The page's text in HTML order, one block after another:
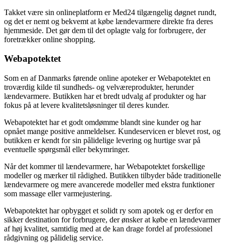
Takket være sin onlineplatform er Med24 tilgængelig døgnet rundt,
og det er nemt og bekvemt at købe lændevarmere direkte fra deres
hjemmeside. Det gør dem til det oplagte valg for forbrugere, der
foretrækker online shopping.
Webapotektet
Som en af Danmarks førende online apoteker er Webapotektet en
troværdig kilde til sundheds- og velværeprodukter, herunder
lændevarmere. Butikken har et bredt udvalg af produkter og har
fokus på at levere kvalitetsløsninger til deres kunder.
Webapotektet har et godt omdømme blandt sine kunder og har
opnået mange positive anmeldelser. Kundeservicen er blevet rost, og
butikken er kendt for sin pålidelige levering og hurtige svar på
eventuelle spørgsmål eller bekymringer.
Når det kommer til lændevarmere, har Webapotektet forskellige
modeller og mærker til rådighed. Butikken tilbyder både traditionelle
lændevarmere og mere avancerede modeller med ekstra funktioner
som massage eller varmejustering.
Webapotektet har opbygget et solidt ry som apotek og er derfor en
sikker destination for forbrugere, der ønsker at købe en lændevarmer
af høj kvalitet, samtidig med at de kan drage fordel af professionel
rådgivning og pålidelig service.